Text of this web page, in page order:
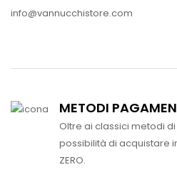
info@vannucchistore.com
METODI
Oltre ai classici metodi
possibilità di acquistare
ZERO.